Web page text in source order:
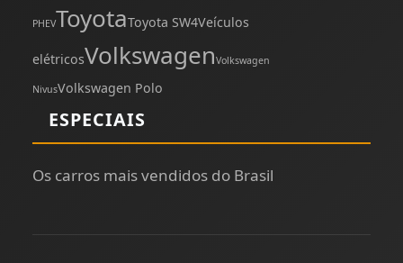
PHEVToyotaToyota SW4Veículos
elétricosVolkswagenVolkswagen
NivusVolkswagen Polo
ESPECIAIS
Os carros mais vendidos do Brasil